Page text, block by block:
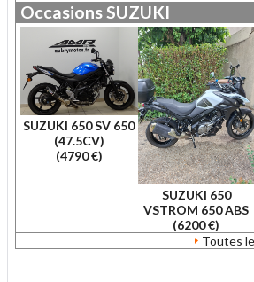
OccasionsSUZUKI
SUZUKI 650 SV 650
(47.5CV)
(4790 €)
SUZUKI 650
VSTROM 650 ABS
(6200 €)
Toutes